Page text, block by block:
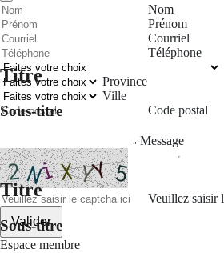
Titre
Sous-titre
Titre
Sous-titre
Nom
Prénom
Courriel
Téléphone
Province
Ville
Code postal
Message
Veuillez saisir
Valider
Espace membre